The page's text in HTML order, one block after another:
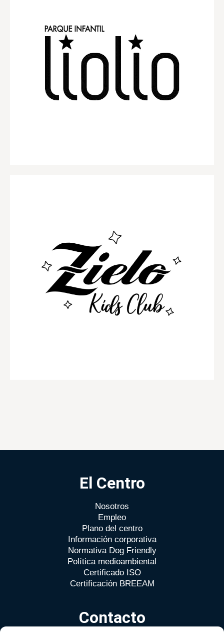
El Centro
Nosotros
Empleo
Plano del centro
Información corporativa
Normativa Dog Friendly
Política medioambiental
Certificado ISO
Certificación BREEAM
Contacto